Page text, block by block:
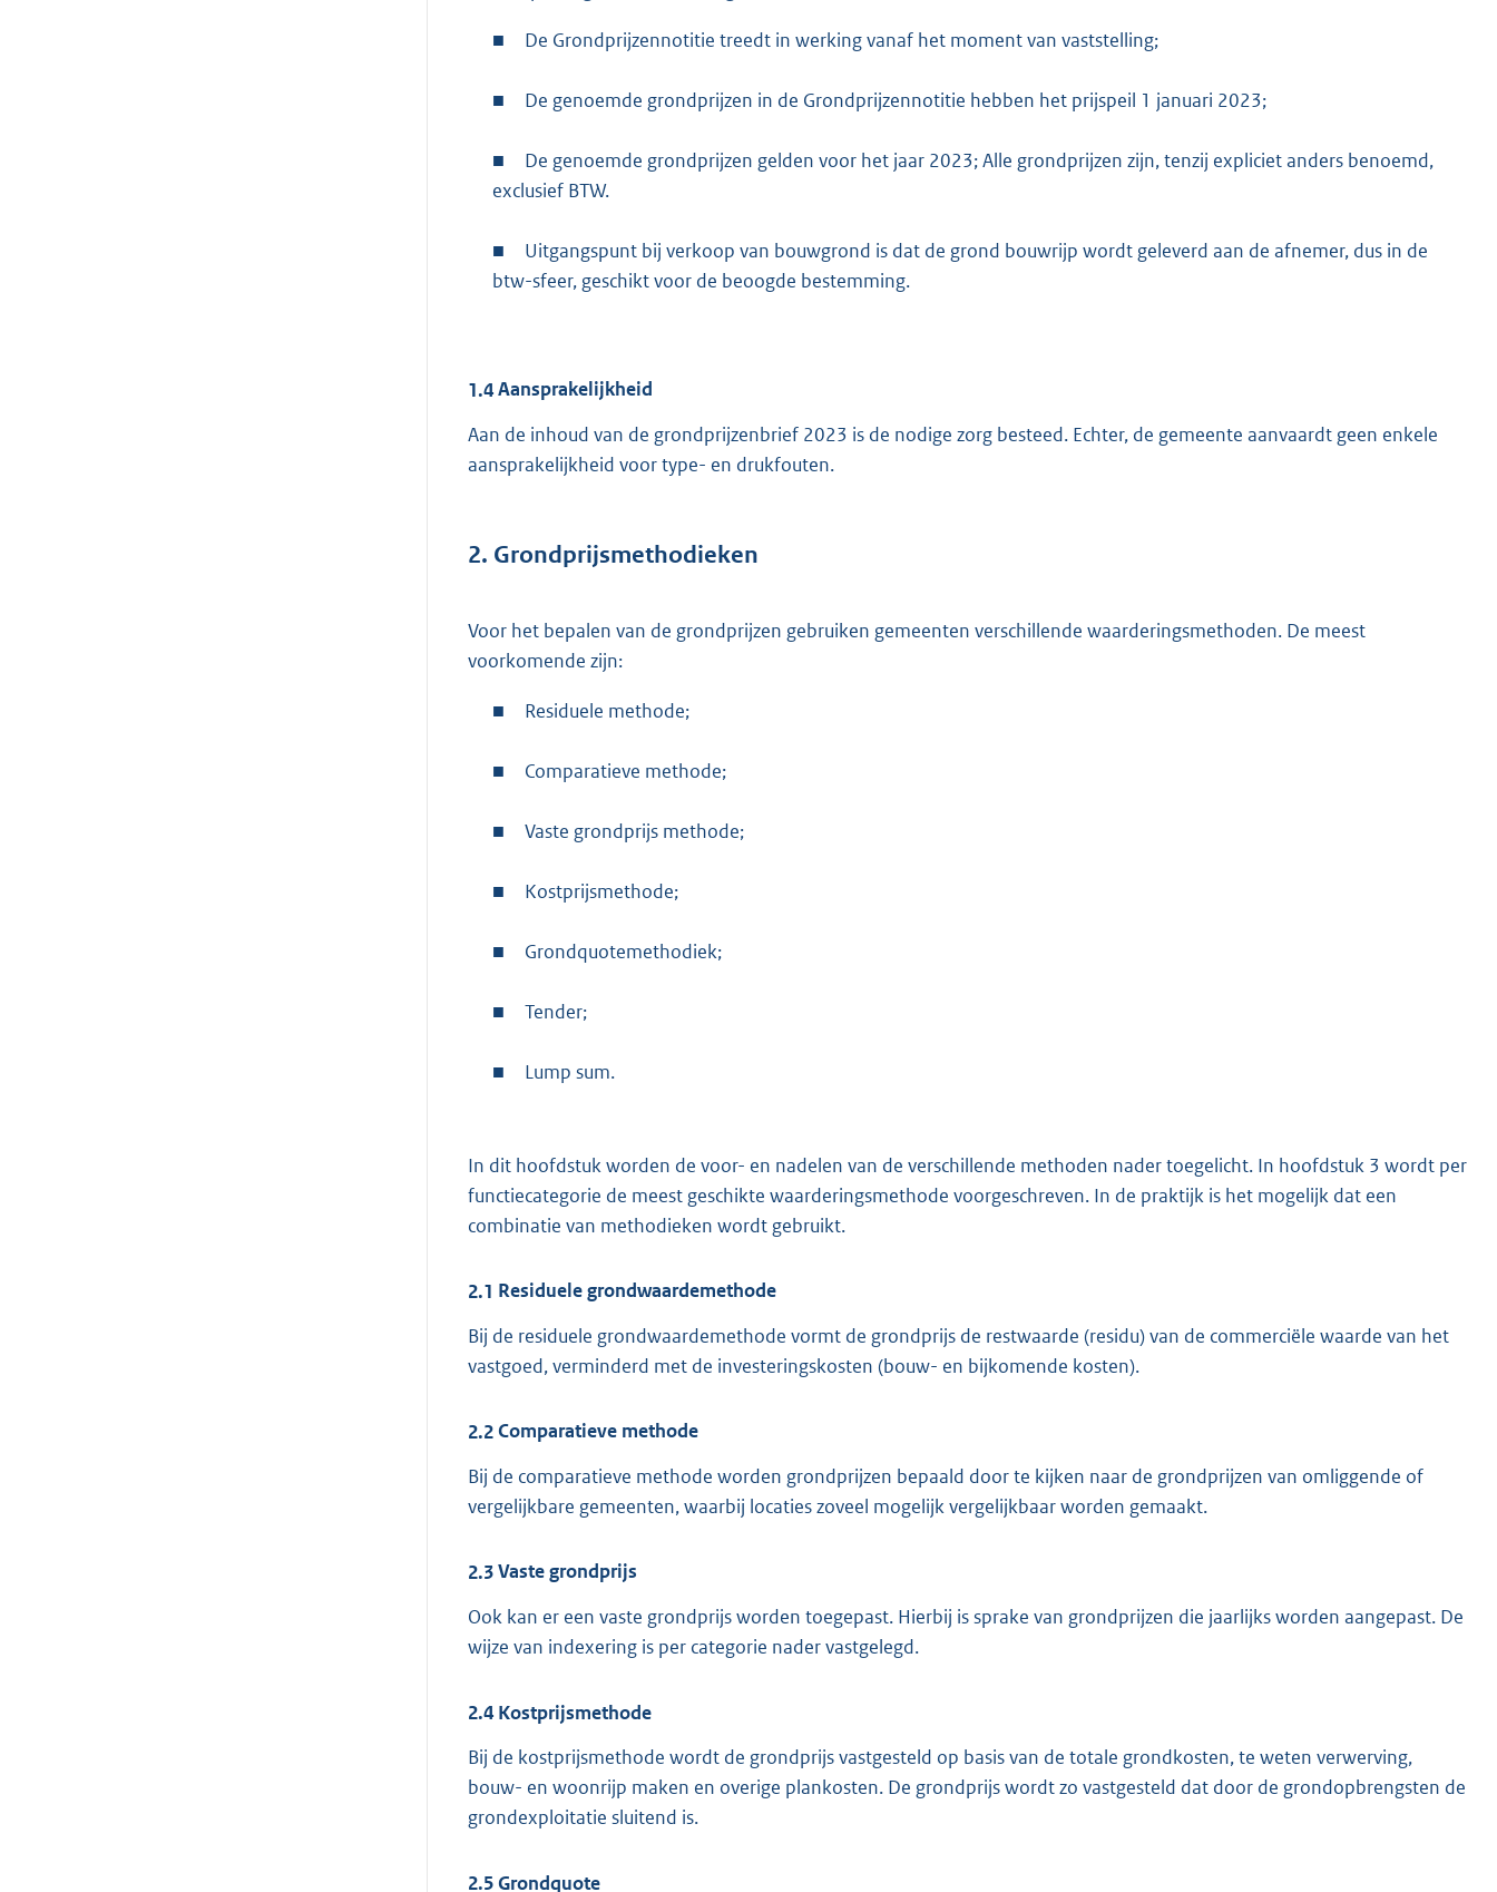
■ De Grondprijzennotitie treedt in werking vanaf het moment van vaststelling;
■ De genoemde grondprijzen in de Grondprijzennotitie hebben het prijspeil 1 januari 2023;
■
De genoemde grondprijzen gelden voor het jaar 2023; Alle grondprijzen zijn, tenzij expliciet anders benoemd,
exclusief BTW.
■
Uitgangspunt bij verkoop van bouwgrond is dat de grond bouwrijp wordt geleverd aan de afnemer, dus in de
btw-sfeer, geschikt voor de beoogde bestemming.
1.4Aansprakelijkheid
Aan de inhoud van de grondprijzenbrief 2023 is de nodige zorg besteed. Echter, de gemeente aanvaardt geen enkele
aansprakelijkheid voor type- en drukfouten.
2. Grondprijsmethodieken
Voor het bepalen van de grondprijzen gebruiken gemeenten verschillende waarderingsmethoden. De meest
voorkomende zijn:
■ Residuele methode;
■ Comparatieve methode;
■ Vaste grondprijs methode;
■ Kostprijsmethode;
■ Grondquotemethodiek;
■ Tender;
■ Lump sum.
In dit hoofdstuk worden de voor- en nadelen van de verschillende methoden nader toegelicht. In hoofdstuk 3 wordt per
functiecategorie de meest geschikte waarderingsmethode voorgeschreven. In de praktijk is het mogelijk dat een
combinatie van methodieken wordt gebruikt.
2.1 Residuele grondwaardemethode
Bij de residuele grondwaardemethode vormt de grondprijs de restwaarde (residu) van de commerciële waarde van het
vastgoed, verminderd met de investeringskosten (bouw- en bijkomende kosten).
2.2Comparatieve methode
Bij de comparatieve methode worden grondprijzen bepaald door te kijken naar de grondprijzen van omliggende of
vergelijkbare gemeenten, waarbij locaties zoveel mogelijk vergelijkbaar worden gemaakt.
2.3Vaste grondprijs
Ook kan er een vaste grondprijs worden toegepast. Hierbij is sprake van grondprijzen die jaarlijks worden aangepast. De
wijze van indexering is per categorie nader vastgelegd.
2.4 Kostprijsmethode
Bij de kostprijsmethode wordt de grondprijs vastgesteld op basis van de totale grondkosten, te weten verwerving,
bouw- en woonrijp maken en overige plankosten. De grondprijs wordt zo vastgesteld dat door de grondopbrengsten de
grondexploitatie sluitend is.
2.5Grondquote